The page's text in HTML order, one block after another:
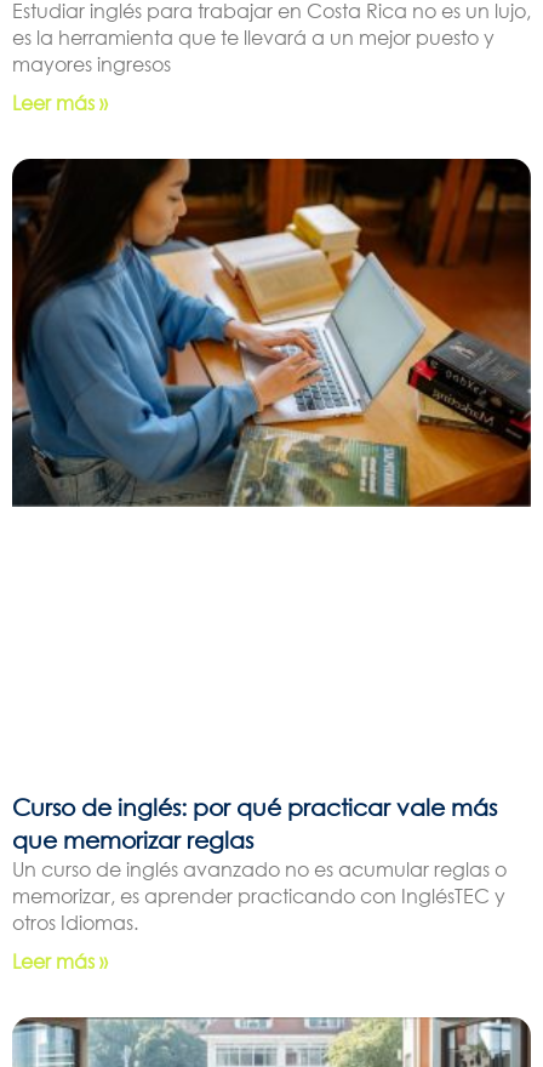
Estudiar inglés para trabajar en Costa Rica no es un lujo,
es la herramienta que te llevará a un mejor puesto y
mayores ingresos
Leer más »
Curso de inglés: por qué practicar vale más
que memorizar reglas
Un curso de inglés avanzado no es acumular reglas o
memorizar, es aprender practicando con InglésTEC y
otros Idiomas.
Leer más »